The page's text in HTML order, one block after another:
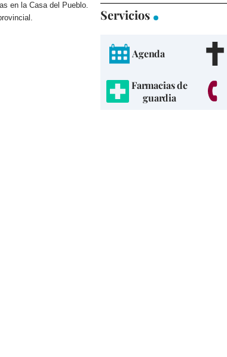
en la Casa del Pueblo.
Servicios
Agenda
Farmacias de
guardia